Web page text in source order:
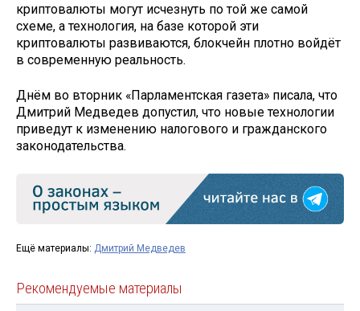
криптовалюты могут исчезнуть по той же самой
схеме, а технология, на базе которой эти
криптовалюты развиваются, блокчейн плотно войдёт
в современную реальность.
Днём во вторник «Парламентская газета» писала, что
Дмитрий Медведев допустил, что новые технологии
приведут к изменению налогового и гражданского
законодательства.
Ещё материалы: Дмитрий Медведев
Рекомендуемые материалы